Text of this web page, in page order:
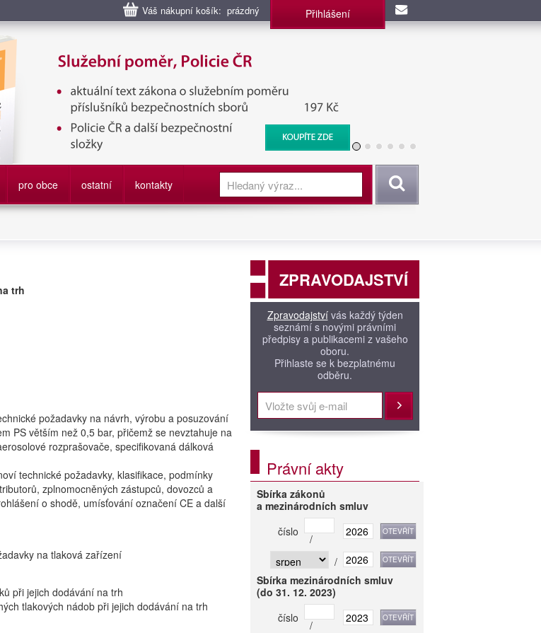
Váš nákupní košík: prázdný Přihlášení
bezpečnostních sborů, Policie ČR, Vězeňská služba, BIS, Zpravodajské
služby
pro obce ostatní kontakty Vyhledat
trh
požadavky na návrh, výrobu a posuzování
PS větším než 0,5 bar, přičemž se nevztahuje na
rozprašovače, specifikovaná dálková
technické požadavky, klasifikace, podmínky
zplnomocněných zástupců, dovozců a
o shodě, umísťování označení CE a další
na tlaková zařízení
při jejich dodávání na trh
tlakových nádob při jejich dodávání na trh
ZPRAVODAJSTVÍ
Zpravodajstvívás každý týden
seznámí s novými právními
předpisy a publikacemi z vašeho
oboru.
Přihlaste se k bezplatnému
odběru.
Přihlásit
Právní akty
Sbírka zákonů
a mezinárodních smluv
číslo
/
/
Sbírka mezinárodních smluv
(do 31. 12. 2023)
číslo
/